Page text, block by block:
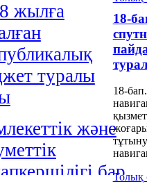
жылға
туралы
және
бар
18-
18-
Толық